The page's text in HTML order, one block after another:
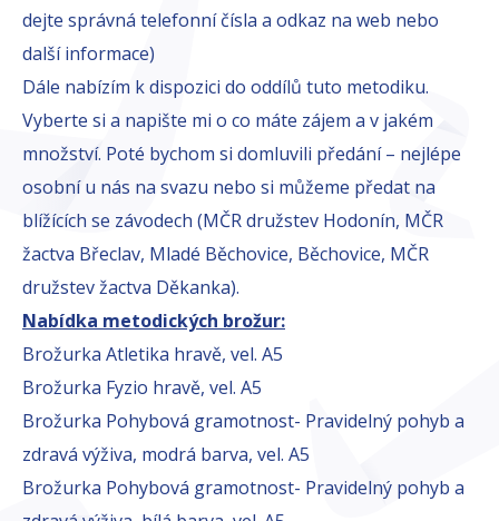
dejte správná telefonní čísla a odkaz na web nebo
další informace)
Dále nabízím k dispozici do oddílů tuto metodiku.
Vyberte si a napište mi o co máte zájem a v jakém
množství. Poté bychom si domluvili předání – nejlépe
osobní u nás na svazu nebo si můžeme předat na
blížících se závodech (MČR družstev Hodonín, MČR
žactva Břeclav, Mladé Běchovice, Běchovice, MČR
družstev žactva Děkanka).
Nabídka metodických brožur:
Brožurka Atletika hravě, vel. A5
Brožurka Fyzio hravě, vel. A5
Brožurka Pohybová gramotnost- Pravidelný pohyb a
zdravá výživa, modrá barva, vel. A5
Brožurka Pohybová gramotnost- Pravidelný pohyb a